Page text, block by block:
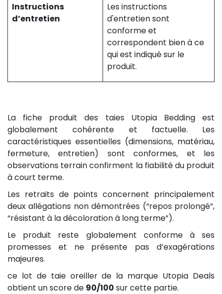
Instructions
d’entretien
Les instructions
d'entretien sont
conforme et
correspondent bien à ce
qui est indiqué sur le
produit.
La fiche produit des taies Utopia Bedding est
globalement cohérente et factuelle. Les
caractéristiques essentielles (dimensions, matériau,
fermeture, entretien) sont conformes, et les
observations terrain confirment la fiabilité du produit
à court terme.
Les retraits de points concernent principalement
deux allégations non démontrées (“repos prolongé”,
“résistant à la décoloration à long terme”).
Le produit reste globalement conforme à ses
promesses et ne présente pas d’exagérations
majeures.
ce lot de taie oreiller de la marque Utopia Deals
obtient un score de 90/100 sur cette partie.